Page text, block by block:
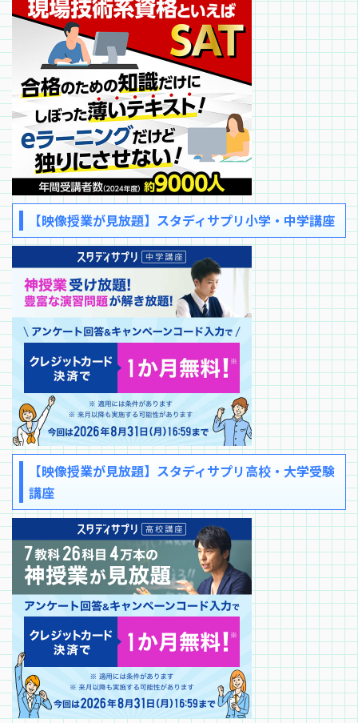
【映像授業が見放題】スタディサプリ小学・中学講座
【映像授業が見放題】スタディサプリ高校・大学受験
講座